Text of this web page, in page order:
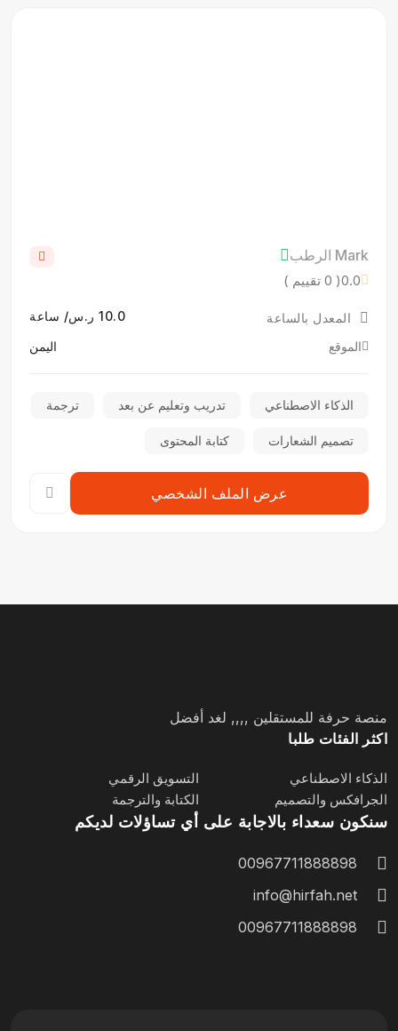
Mark الرطب
0.0( 0 تقييم )
المعدل بالساعة
10.0 ر.س/ ساعة
الموقع
اليمن
الذكاء الاصطناعي تدريب وتعليم عن بعد ترجمة
تصميم الشعارات كتابة المحتوى
عرض الملف الشخصي
منصة حرفة للمستقلين ,,,, لغد أفضل
اكثر الفئات طلبا
الذكاء الاصطناعي
التسويق الرقمي
الجرافكس والتصميم
الكتابة والترجمة
سنكون سعداء بالاجابة على أي تساؤلات لديكم
00967711888898
info@hirfah.net
00967711888898